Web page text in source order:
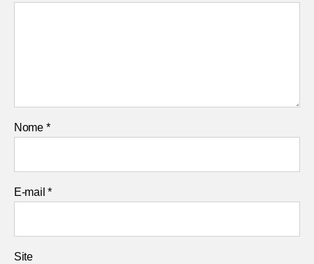
Nome *
E-mail*
Site